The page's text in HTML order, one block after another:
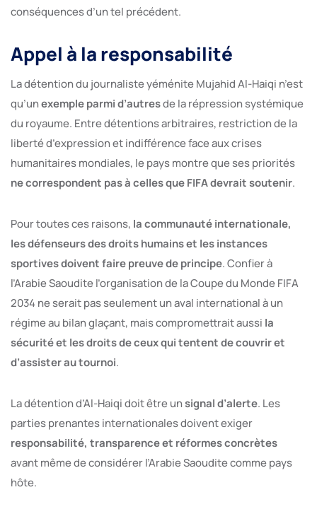
conséquences d’un tel précédent.
Appel à la responsabilité
La détention du journaliste yéménite Mujahid Al-Haiqi n’est
qu’unexemple parmi d’autresde la répression systémique
du royaume. Entre détentions arbitraires, restriction de la
liberté d’expression et indifférence face aux crises
humanitaires mondiales, le pays montre que ses priorités
ne correspondent pas à celles que FIFA devrait soutenir.
Pour toutes ces raisons, la communauté internationale,
les défenseurs des droits humains et les instances
sportives doivent faire preuve de principe. Confier à
l’Arabie Saoudite l’organisation de la Coupe du Monde FIFA
2034 ne serait pas seulement un aval international à un
régime au bilan glaçant, mais compromettrait aussi la
sécurité et les droits de ceux qui tentent de couvrir et
d’assister au tournoi.
La détention d’Al-Haiqi doit être unsignal d’alerte. Les
parties prenantes internationales doivent exiger
responsabilité, transparence et réformes concrètes
avant même de considérer l’Arabie Saoudite comme pays
hôte.